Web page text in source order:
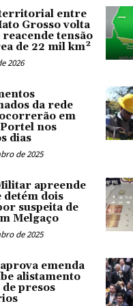
entre
Grosso volta
reacende tensão
de 22 mil km²
2026
da rede
em
nos
dias
de 2025
apreende
detém dois
suspeita de
Melgaço
de 2025
emenda
alistamento
presos